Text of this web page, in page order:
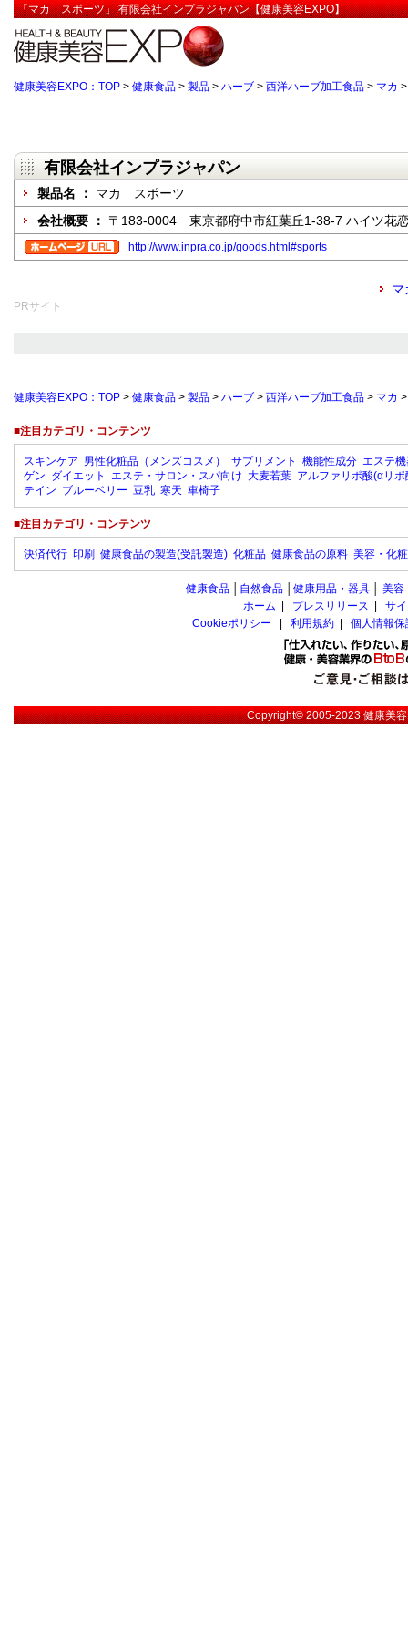
「マカ スポーツ」:有限会社インプラジャパン【健康美容EXPO】
健康美容EXPO：TOP > 健康食品 > 製品 > ハーブ > 西洋ハーブ加工食品 > マカ
有限会社インプラジャパン
製品名 ： マカ スポーツ
会社概要 ： 〒183-0004 東京都府中市紅葉丘1-38-7 ハイツ花
http://www.inpra.co.jp/goods.html#sports
マ
PRサイト
健康美容EXPO：TOP > 健康食品 > 製品 > ハーブ > 西洋ハーブ加工食品 > マカ
■注目カテゴリ・コンテンツ
スキンケア 男性化粧品（メンズコスメ） サプリメント 機能性成分 エステ
ゲン ダイエット エステ・サロン・スパ向け 大麦若葉 アルファリポ酸(αリポ
テイン ブルーベリー 豆乳 寒天 車椅子
■注目カテゴリ・コンテンツ
決済代行 印刷 健康食品の製造(受託製造) 化粧品 健康食品の原料 美容・化
健康食品 自然食品 健康用品・器具 美容
ホーム
プレスリリース
サ
Cookieポリシー
利用規約 個人情報
Copyright© 2005-2023健康美